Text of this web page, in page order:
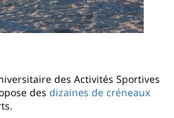
des Activités Sportives
des dizaines de créneaux